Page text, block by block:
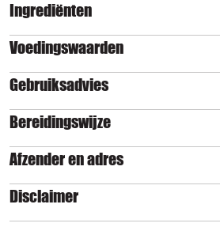
Ingrediënten
Voedingswaarden
Gebruiksadvies
Bereidingswijze
Afzender en adres
Disclaimer